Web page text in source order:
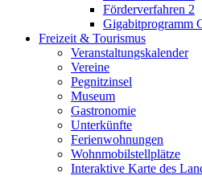
Förderverfahren 2
Gigabitprogramm
Freizeit & Tourismus
Veranstaltungskalender
Vereine
Pegnitzinsel
Museum
Gastronomie
Unterkünfte
Ferienwohnungen
Wohnmobilstellplätze
Interaktive Karte des